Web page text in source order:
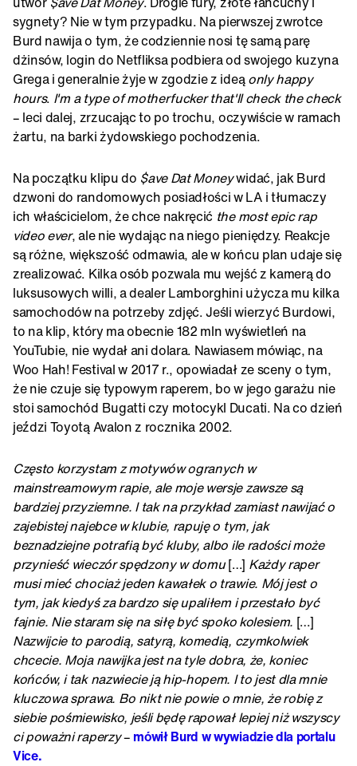
sygnety? Nie w tym przypadku. Na pierwszej zwrotce
Burd nawija o tym, żecodziennie nosi tę samą parę
dżinsów, login do Netfliksa podbiera od swojego kuzyna
Grega i generalnie żyje w zgodzie z ideąonly happy
hours. I'm a type of motherfucker that'll check the check
– leci dalej, zrzucając to po trochu, oczywiście w ramach
żartu, na barki żydowskiego pochodzenia.
Na początku klipu do $ave Dat Moneywidać, jak Burd
dzwoni do randomowych posiadłości w LA i tłumaczy
ich właścicielom, że chce nakręcić the most epic rap
video ever, ale nie wydając na niego pieniędzy. Reakcje
są różne, większość odmawia, ale w końcu plan udaje się
zrealizować. Kilka osób pozwala mu wejść z kamerą do
luksusowych willi, a dealer Lamborghini użycza mu kilka
samochodów na potrzeby zdjęć. Jeśli wierzyć Burdowi,
to na klip, który ma obecnie 182 mln wyświetleń na
YouTubie, nie wydał ani dolara. Nawiasem mówiąc, na
Woo Hah! Festival w 2017 r., opowiadał ze sceny o tym,
że nie czuje się typowym raperem, bo w jego garażu nie
stoi samochód Bugatti czy motocykl Ducati. Na co dzień
jeździ Toyotą Avalon z rocznika 2002.
Często korzystam z motywów ogranych w
mainstreamowym rapie, ale moje wersje zawsze są
bardziej przyziemne. I tak na przykład zamiast nawijać o
zajebistej najebce w klubie, rapuję o tym, jak
beznadziejne potrafią być kluby, albo ile radości może
przynieść wieczór spędzony w domu[…] Każdy raper
musi mieć chociaż jeden kawałek o trawie. Mój jest o
tym, jak kiedyś za bardzo się upaliłem i przestało być
fajnie. Nie staram się na siłę być spoko kolesiem. […]
Nazwijcie to parodią, satyrą, komedią, czymkolwiek
chcecie. Moja nawijka jest na tyle dobra, że, koniec
końców, i tak nazwiecie ją hip-hopem. I to jest dla mnie
kluczowa sprawa. Bo nikt nie powie o mnie, że robię z
siebie pośmiewisko, jeśli będę rapował lepiej niż wszyscy
ci poważni raperzy– mówił Burd w wywiadzie dla portalu
Vice.